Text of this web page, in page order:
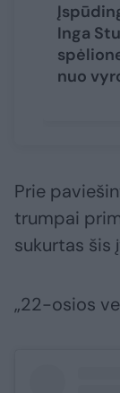
Inga
nuo
Prie
trumpai
sukurtas šis
„22-osios